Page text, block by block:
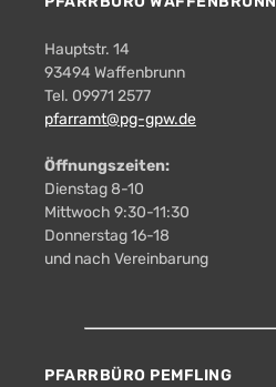
Hauptstr. 14
93494 Waffenbrunn
Tel. 09971 2577
pfarramt@pg-gpw.de
Öffnungszeiten:
Dienstag 8-10
Mittwoch 9:30-11:30
Donnerstag 16-18
und nach Vereinbarung
PFARRBÜRO PEMFLING